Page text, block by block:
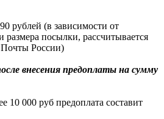
рублей (в зависимости от
посылки, рассчитывается
России)
внесения предоплаты на сумму
10 000 руб предоплата составит